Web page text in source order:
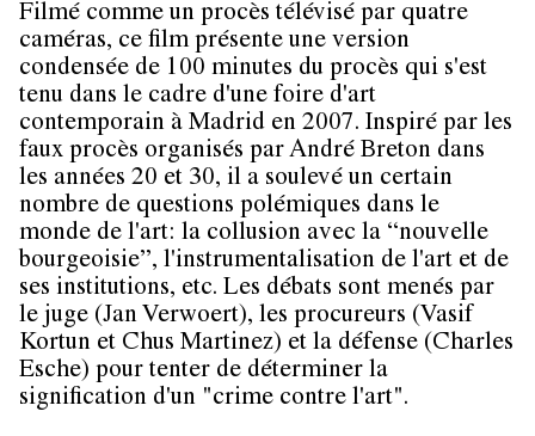
Filmé comme un procès télévisé par quatre
caméras, ce film présente une version
condensée de 100 minutes du procès qui s'est
tenu dans le cadre d'une foire d'art
contemporain à Madrid en 2007. Inspiré par les
faux procès organisés par André Breton dans
les années 20 et 30, il a soulevé un certain
nombre de questions polémiques dans le
monde de l'art: la collusion avec la “nouvelle
bourgeoisie”, l'instrumentalisation de l'art et de
ses institutions, etc. Les débats sont menés par
le juge (Jan Verwoert), les procureurs (Vasif
Kortun et Chus Martinez) et la défense (Charles
Esche) pour tenter de déterminer la
signification d'un "crime contre l'art".